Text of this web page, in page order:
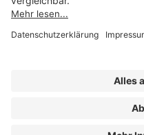
Impressum
Datenschutz